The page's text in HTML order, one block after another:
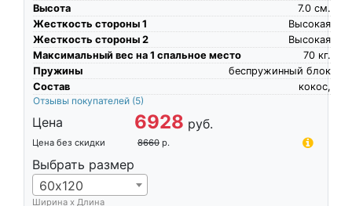
Высота
см.
7.0
Жесткость стороны 1
Высокая
Жесткость стороны 2
Высокая
Максимальный вес на 1 спальное место
кг.
70
Пружины
беспружинный блок
Состав
кокос,
Отзывы покупателей (5)
Цена 6928 руб.
Цена без скидки 8660 р.
Выбрать размер
60х120
Ширина х Длина